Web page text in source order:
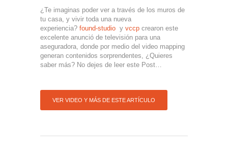
¿Te imaginas poder ver a través de los muros de
tu casa, y vivir toda una nueva
experiencia? found-studio y vccp crearon este
excelente anunció de televisión para una
aseguradora, donde por medio del video mapping
generan contenidos sorprendentes, ¿Quieres
saber más? No dejes de leer este Post…
VER VIDEO Y MÁS DE ESTE ARTÍCULO